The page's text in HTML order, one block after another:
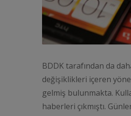
BDDK tarafından da
değişiklikleri içeren
gelmiş bulunmakta.
haberleri çıkmıştı.